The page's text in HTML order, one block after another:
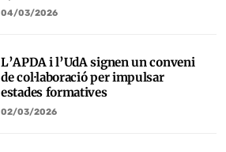
04/03/2026
L’APDA i l’UdA signen un conveni
de col·laboració per impulsar
estades formatives
02/03/2026